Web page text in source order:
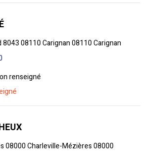
8043 08110 Carignan 08110 Carignan
renseigné
08000 Charleville-Mézières 08000